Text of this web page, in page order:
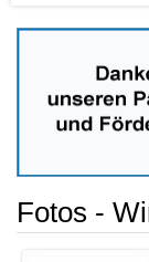
Fotos -